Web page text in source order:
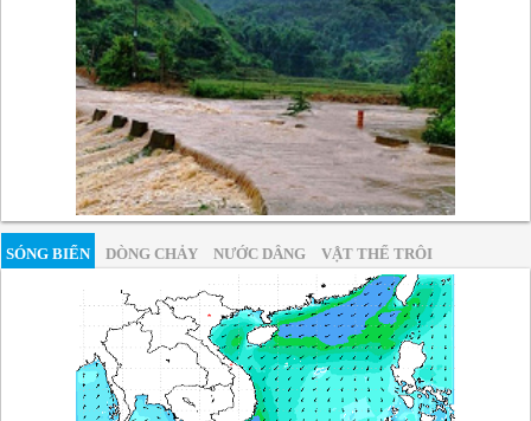
SÓNG BIỂN DÒNG CHẢY NƯỚC DÂNG VẬT THỂ TRÔI